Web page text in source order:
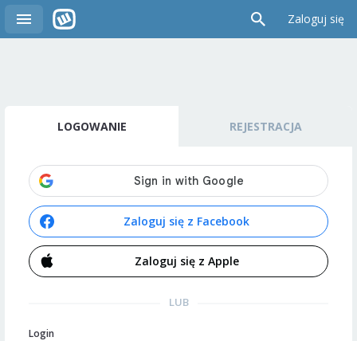
Zaloguj się
LOGOWANIE REJESTRACJA
Zaloguj się z Facebook
Zaloguj się z Apple
LUB
Login